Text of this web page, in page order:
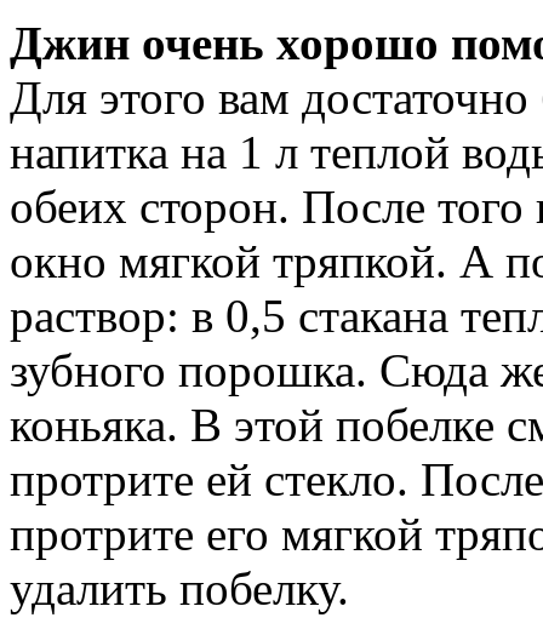
Джин очень хорошо
Для этого вам достаточно
напитка на 1 л теплой
обеих сторон. После
окно мягкой тряпкой. А
раствор: в 0,5 стакана
зубного порошка. Сюда
коньяка. В этой побелке
протрите ей стекло.
протрите его мягкой
удалить побелку.